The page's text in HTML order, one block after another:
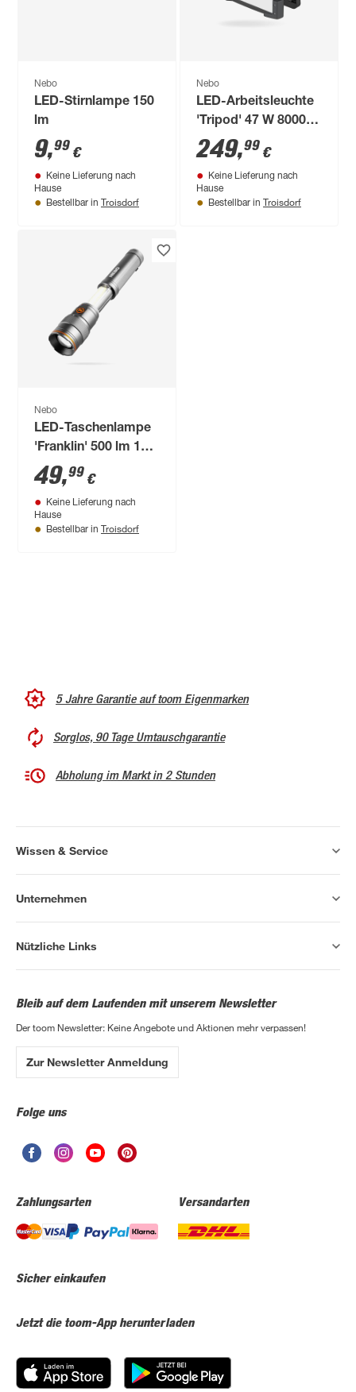
Nebo
LED-Stirnlampe 150
lm
9,99 €
Keine Lieferung nach
Hause
Bestellbar in Troisdorf
Nebo
LED-Arbeitsleuchte
'Tripod' 47 W 8000
lm kaltweiß IP 54
249,99 €
Keine Lieferung nach
Hause
Bestellbar in Troisdorf
Nebo
LED-Taschenlampe
'Franklin' 500 lm 19,8
cm
49,99 €
Keine Lieferung nach
Hause
Bestellbar in Troisdorf
5 Jahre Garantie auf toom Eigenmarken
Sorglos, 90 Tage Umtauschgarantie
Abholung im Markt in 2 Stunden
Wissen & Service
Unternehmen
Nützliche Links
Bleib auf dem Laufenden mit unserem Newsletter
Der toom Newsletter: Keine Angebote und Aktionen mehr verpassen!
Zur Newsletter Anmeldung
Folge uns
Zahlungsarten Versandarten
Sicher einkaufen
Jetzt die toom-App herunterladen